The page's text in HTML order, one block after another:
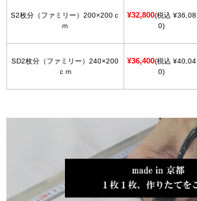
S2枚分（ファミリー）200×200ｃ
ｍ
¥32,800(税込 ¥36,08
0)
SD2枚分（ファミリー）240×200
ｃｍ
¥36,400(税込 ¥40,04
0)